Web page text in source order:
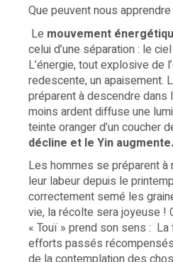
Que peuvent nous
Le mouvement
celui d’une séparation : le
L’énergie, tout explosive de
redescente, un apaisement.
préparent à descendre dans
moins ardent diffuse une
teinte oranger d’un coucher
décline et le Yin augmente.
Les hommes se préparent
leur labeur depuis le
correctement semé les
vie, la récolte sera joyeuse !
« Touï » prend son sens :
efforts passés